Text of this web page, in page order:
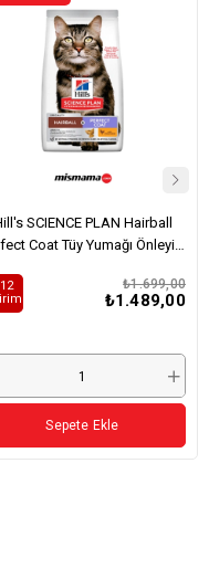
SCIENCE PLAN Hairball
Coat Tüy Yumağı Önleyici
₺1.489,00
₺1.699,00
Sepete Ekle